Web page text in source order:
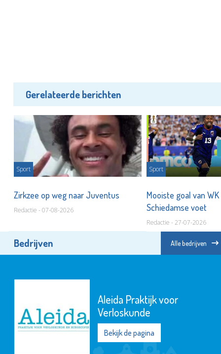
Gerelateerde berichten
Sport
Zirkzee op weg naar Juventus
Redactie - 07-08-2026
Sport
Mooiste goal van
Schiedamse voet
Redactie - 27-07-2026
Bedrijven Alle bedrijven
Aleida Praktijk voor
Verloskunde
Bekijk de pagina